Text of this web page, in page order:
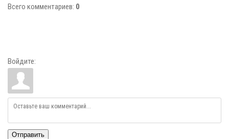
Всего комментариев: 0
Войдите:
Отправить